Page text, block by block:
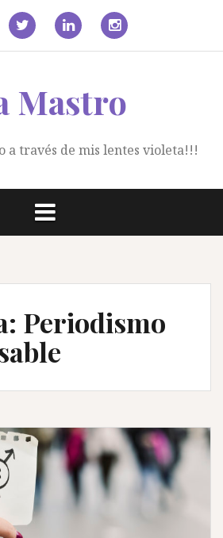
Twitter LinkedinInstagram
Mastro
a través de mis lentes violeta!!!
Periodismo